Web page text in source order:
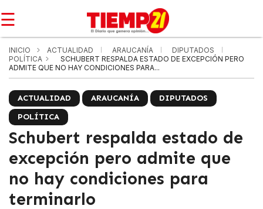
☰
INICIO ACTUALIDAD ARAUCANÍA
DIPUTADOS
POLÍTICA
SCHUBERT RESPALDA ESTADO DE EXCEPCIÓN PERO
ADMITE QUE NO HAY CONDICIONES PARA...
ACTUALIDAD ARAUCANÍA
DIPUTADOS
POLÍTICA
Schubert respalda estado de
excepción pero admite que
no hay condiciones para
terminarlo